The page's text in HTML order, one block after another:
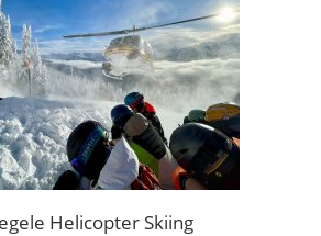
Helicopter Skiing